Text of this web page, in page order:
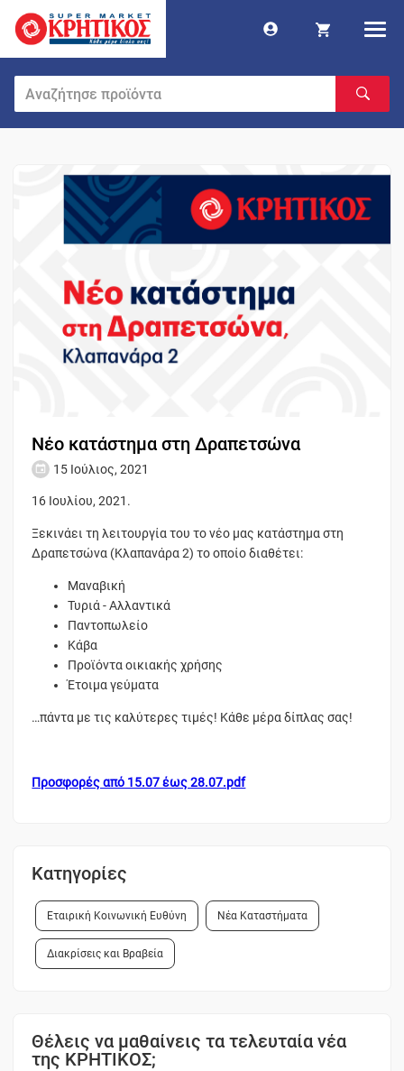
Νέο κατάστημα στη Δραπετσώνα
15 Ιούλιος, 2021
16 Ιουλίου, 2021.
Ξεκινάει τη λειτουργία του το νέο μας κατάστημα στη
Δραπετσώνα (Κλαπανάρα 2) το οποίο διαθέτει:
Μαναβική
Τυριά - Αλλαντικά
Παντοπωλείο
Κάβα
Προϊόντα οικιακής χρήσης
Έτοιμα γεύματα
…πάντα με τις καλύτερες τιμές! Κάθε μέρα δίπλας σας!
Προσφορές από 15.07 έως 28.07.pdf
Κατηγορίες
Εταιρική Κοινωνική Ευθύνη Νέα Καταστήματα
Διακρίσεις και Βραβεία
Θέλεις να μαθαίνεις τα τελευταία νέα
της ΚΡΗΤΙΚΟΣ;